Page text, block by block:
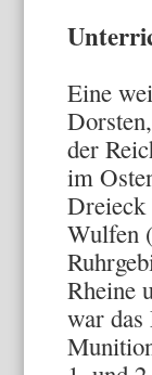
Eine
der
im
Dreieck
Wulfen
Rheine
war